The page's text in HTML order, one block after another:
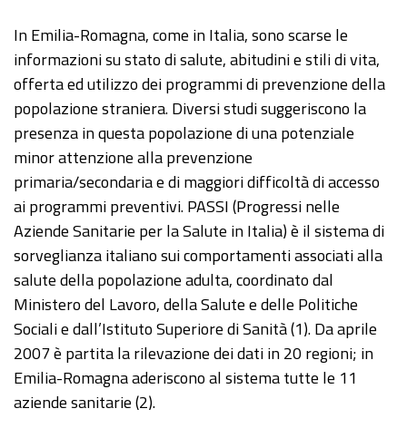
In Emilia-Romagna, come in Italia, sono scarse le
informazioni su stato di salute, abitudini e stili di vita,
offerta ed utilizzo dei programmi di prevenzione della
popolazione straniera. Diversi studi suggeriscono la
presenza in questa popolazione di una potenziale
minor attenzione alla prevenzione
primaria/secondaria e di maggiori difficoltà di accesso
ai programmi preventivi. PASSI (Progressi nelle
Aziende Sanitarie per la Salute in Italia) è il sistema di
sorveglianza italiano sui comportamenti associati alla
salute della popolazione adulta, coordinato dal
Ministero del Lavoro, della Salute e delle Politiche
Sociali e dall’Istituto Superiore di Sanità (1). Da aprile
2007 è partita la rilevazione dei dati in 20 regioni; in
Emilia-Romagna aderiscono al sistema tutte le 11
aziende sanitarie (2).